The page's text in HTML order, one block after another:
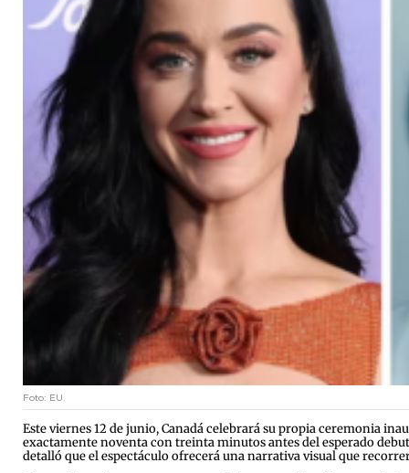
Foto: EU.
Este viernes 12 de junio, Canadá celebrará su propia ceremonia
exactamente noventa con treinta minutos antes del esperado
detalló que el espectáculo ofrecerá una narrativa visual que